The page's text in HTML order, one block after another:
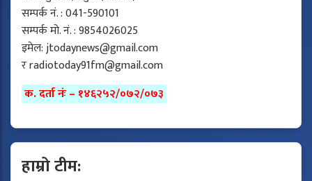
सम्पर्क नं. : 041-590101
सम्पर्क मो. नं. : 9854026025
इमेल:jtodaynews@gmail.com
रradiotoday91fm@gmail.com
क. दर्ता नंः – १४६२५२/०७२/०७३
हाम्रो टीम: